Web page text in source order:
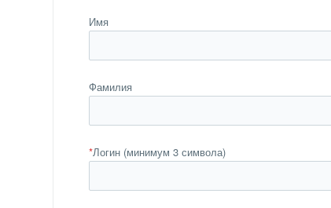
Имя
Фамилия
*Логин (минимум 3 символа)